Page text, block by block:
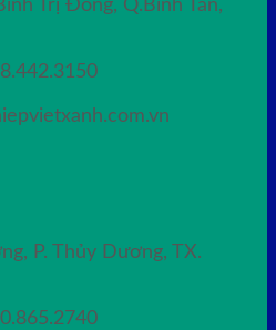
Trị Đông, Q.Bình Tân,
P. Thủy Dương, TX.